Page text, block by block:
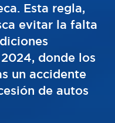
Esta regla,
evitar la falta
donde los
un accidente
de autos